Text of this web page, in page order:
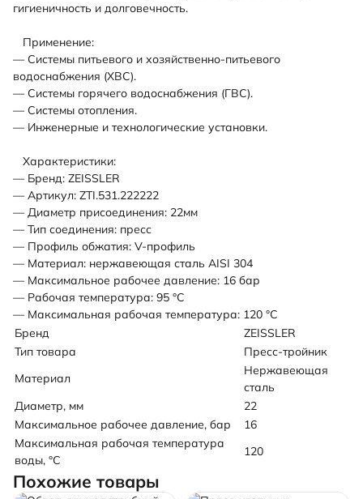
гигиеничность и долговечность.
Применение:
— Системы питьевого и хозяйственно-питьевого
водоснабжения (ХВС).
— Системы горячего водоснабжения (ГВС).
— Системы отопления.
— Инженерные и технологические установки.
Характеристики:
— Бренд: ZEISSLER
— Артикул: ZTI.531.222222
— Диаметр присоединения: 22мм
— Тип соединения: пресс
— Профиль обжатия: V-профиль
— Материал: нержавеющая сталь AISI 304
— Максимальное рабочее давление: 16 бар
— Рабочая температура: 95 °С
— Максимальная рабочая температура: 120 °С
Бренд
ZEISSLER
Тип товара
Пресс-тройник
Материал
Нержавеющая
сталь
Диаметр, мм
22
Максимальное рабочее давление, бар
16
Максимальная рабочая температура
воды, °C
120
Похожие товары